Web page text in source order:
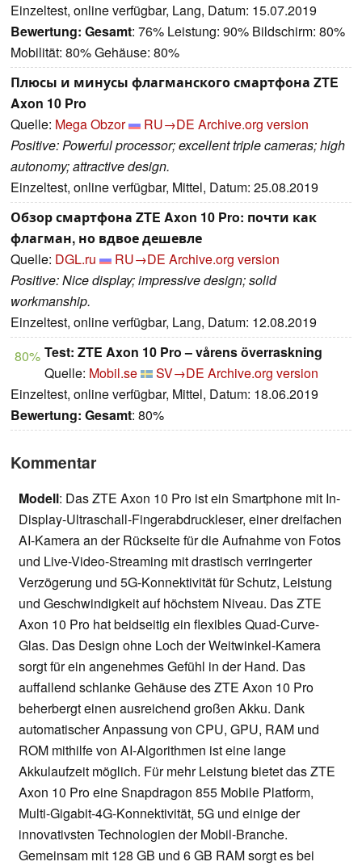
Einzeltest, online verfügbar, Lang, Datum: 15.07.2019
Bewertung: Gesamt: 76% Leistung: 90% Bildschirm: 80%
Mobilität: 80% Gehäuse: 80%
Плюсы и минусы флагманского смартфона ZTE
Axon 10 Pro
Quelle: Mega Obzor RU→DE Archive.org version
Positive: Powerful processor; excellent triple cameras; high
autonomy; attractive design.
Einzeltest, online verfügbar, Mittel, Datum: 25.08.2019
Обзор смартфона ZTE Axon 10 Pro: почти как
флагман, но вдвое дешевле
Quelle: DGL.ru RU→DE Archive.org version
Positive: Nice display; impressive design; solid
workmanship.
Einzeltest, online verfügbar, Lang, Datum: 12.08.2019
80% Test: ZTE Axon 10 Pro – vårens överraskning
Quelle: Mobil.se SV→DE Archive.org version
Einzeltest, online verfügbar, Mittel, Datum: 18.06.2019
Bewertung: Gesamt: 80%
Kommentar
Modell: Das ZTE Axon 10 Pro ist ein Smartphone mit In-
Display-Ultraschall-Fingerabdruckleser, einer dreifachen
AI-Kamera an der Rückseite für die Aufnahme von Fotos
und Live-Video-Streaming mit drastisch verringerter
Verzögerung und 5G-Konnektivität für Schutz, Leistung
und Geschwindigkeit auf höchstem Niveau. Das ZTE
Axon 10 Pro hat beidseitig ein flexibles Quad-Curve-
Glas. Das Design ohne Loch der Weitwinkel-Kamera
sorgt für ein angenehmes Gefühl in der Hand. Das
auffallend schlanke Gehäuse des ZTE Axon 10 Pro
beherbergt einen ausreichend großen Akku. Dank
automatischer Anpassung von CPU, GPU, RAM und
ROM mithilfe von AI-Algorithmen ist eine lange
Akkulaufzeit möglich. Für mehr Leistung bietet das ZTE
Axon 10 Pro eine Snapdragon 855 Mobile Platform,
Multi-Gigabit-4G-Konnektivität, 5G und einige der
innovativsten Technologien der Mobil-Branche.
Gemeinsam mit 128 GB und 6 GB RAM sorgt es bei